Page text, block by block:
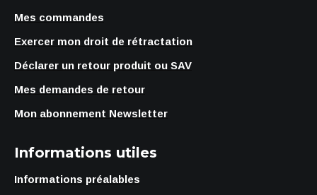
Mes commandes
Exercer mon droit de rétractation
Déclarer un retour produit ou SAV
Mes demandes de retour
Mon abonnement Newsletter
Informations utiles
Informations préalables